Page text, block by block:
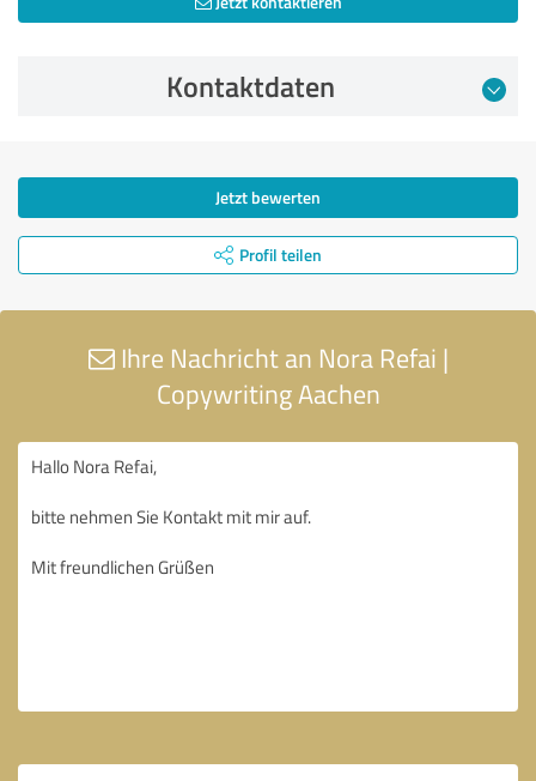
Kontaktdaten
Jetzt bewerten
Profil teilen
Ihre Nachricht an Nora Refai |
Copywriting Aachen